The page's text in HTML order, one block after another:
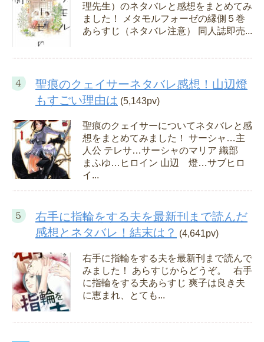
理先生）のネタバレと感想をまとめてみ
ました！ メタモルフォーゼの縁側５巻
あらすじ（ネタバレ注意） 同人誌即売...
聖痕のクェイサーネタバレ感想！山辺燈
もすごい理由は (5,143pv)
聖痕のクェイサーについてネタバレと感
想をまとめてみました！ サーシャ…主
人公 テレサ…サーシャのマリア 織部
まふゆ…ヒロイン 山辺 燈…サブヒロ
イ...
右手に指輪をする夫を最新刊まで読んだ
感想とネタバレ！結末は？ (4,641pv)
右手に指輪をする夫を最新刊まで読んで
みました！ あらすじからどうぞ。 右手
に指輪をする夫あらすじ 爽子は良き夫
に恵まれ、とても...